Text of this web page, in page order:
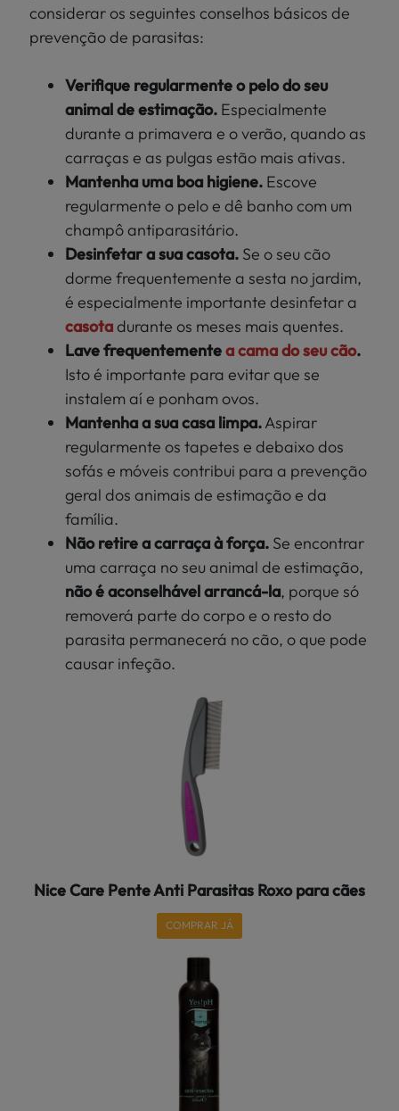
considerar os seguintes conselhos básicos de
prevenção de parasitas:
Verifique regularmente o pelo do seu
animal de estimação. Especialmente
durante a primavera e o verão, quando as
carraças e as pulgas estão mais ativas.
Mantenha uma boa higiene. Escove
regularmente o pelo e dê banhocom um
champô antiparasitário.
Desinfetar a sua casota. Se o seu cão
dorme frequentemente a sesta no jardim,
é especialmente importante desinfetar a
casotadurante os meses mais quentes.
Lave frequentementea cama do seu cão.
Isto é importante para evitar que se
instalem aí e ponham ovos.
Mantenha a sua casa limpa.Aspirar
regularmente os tapetes e debaixo dos
sofás e móveis contribui para a prevenção
geral dos animais de estimação e da
família.
Não retire a carraça à força. Se encontrar
uma carraça no seu animal de estimação,
não é aconselhável arrancá-la, porque só
removerá parte do corpo e o resto do
parasita permanecerá no cão, o que pode
causar infeção.
Nice Care Pente Anti Parasitas Roxo para cães
COMPRAR JÁ